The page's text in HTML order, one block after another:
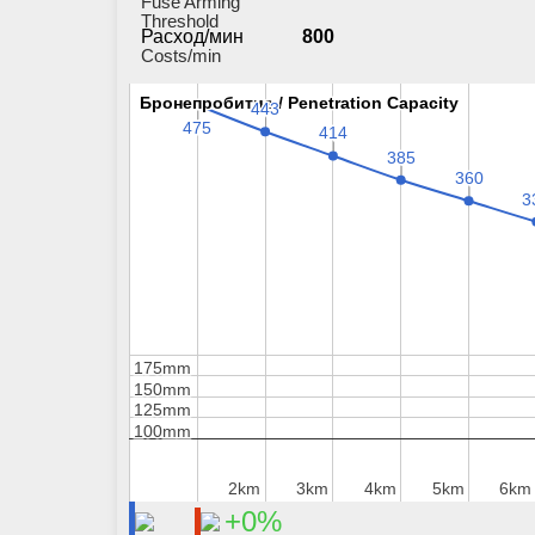
Threshold
Расход/мин
Costs/min
800
Бронепробитие / Penetration Capacity
Бронепробитие / Penetration Capacity
2km
2km 3km
3km 4km
4km 5km
5km 6km
6km
100mm
100mm
125mm
125mm
150mm
150mm
175mm
175mm
475
475
443
443
414
414
385
385
360
360
+0%